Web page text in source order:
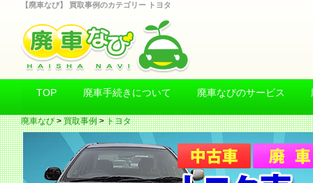
【廃車なび】 買取事例のカテゴリー トヨタ
TOP 廃車手続きについて 廃車なびのサービス
廃車なび>買取事例>トヨタ